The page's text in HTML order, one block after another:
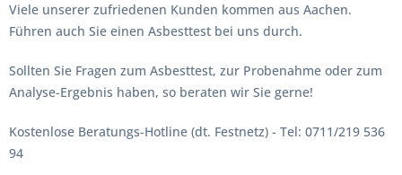
Viele unserer zufriedenen Kunden kommen aus Aachen.
Führen auch Sie einen Asbesttest bei uns durch.
Sollten Sie Fragen zum Asbesttest, zur Probenahme oder zum
Analyse-Ergebnis haben, so beraten wir Sie gerne!
Kostenlose Beratungs-Hotline (dt. Festnetz) - Tel: 0711/219 536
94